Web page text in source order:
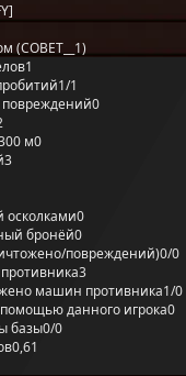
(COBET__1)
1
1/1
повреждений0
м0
3
осколками0
бронёй0
повреждений)0/0
3
машин противника1/0
данного игрока0
базы0/0
0,61